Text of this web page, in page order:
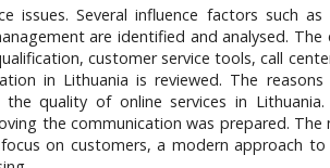
issues. Several influence factors such
are identified and analysed.
customer service tools, call
in Lithuania is reviewed. The
quality of online services in
the communication was prepared.
on customers, a modern approach